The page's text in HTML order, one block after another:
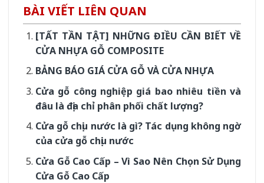
BÀI VIẾT LIÊN QUAN
[TẤT TẦN TẬT] NHỮNG ĐIỀU CẦN BIẾT VỀ
CỬA NHỰA GỖ COMPOSITE
BẢNG BÁO GIÁ CỬA GỖ VÀ CỬA NHỰA
Cửa gỗ công nghiệp giá bao nhiêu tiền và
đâu là địa chỉ phân phối chất lượng?
Cửa gỗ chịu nước là gì? Tác dụng không ngờ
của cửa gỗ chịu nước
Cửa Gỗ Cao Cấp – Vì Sao Nên Chọn Sử Dụng
Cửa Gỗ Cao Cấp